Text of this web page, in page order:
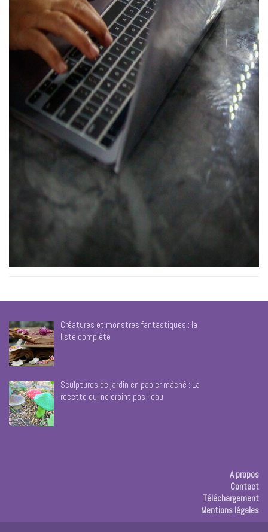
Créatures et monstres fantastiques : la
liste complète
Sculptures de jardin en papier mâché : La
recette qui ne craint pas l’eau
A propos
Contact
Téléchargement
Mentions légales